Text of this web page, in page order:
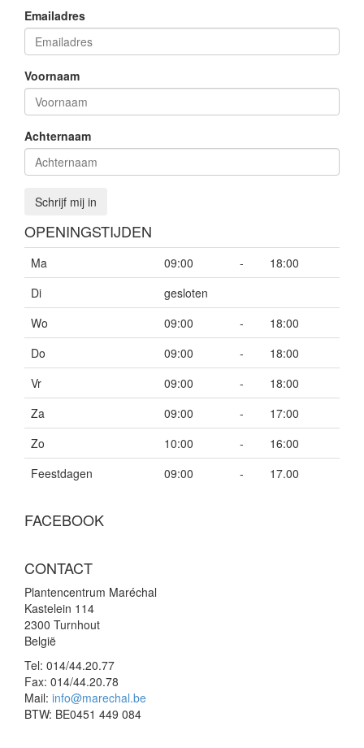
Emailadres
Voornaam
Achternaam
Schrijf mij in
OPENINGSTIJDEN
Ma 09:00 -
18:00
Di
gesloten
Wo
09:00 -
18:00
Do
09:00 -
18:00
Vr
09:00 -
18:00
Za
09:00 -
17:00
Zo
10:00 -
16:00
Feestdagen
09:00 - 17.00
FACEBOOK
CONTACT
Plantencentrum Maréchal
Kastelein 114
2300 Turnhout
België
Tel: 014/44.20.77
Fax: 014/44.20.78
Mail: info@marechal.be
BTW: BE0451 449 084